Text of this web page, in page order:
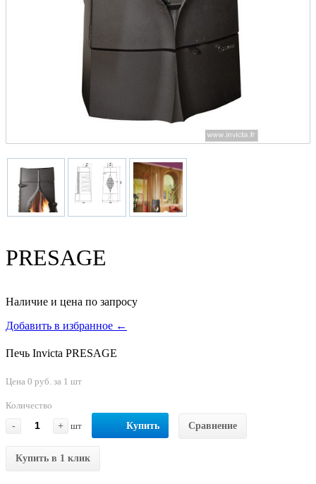
PRESAGE
Наличие и цена по запросу
Добавить в избранное ←
Печь Invicta PRESAGE
Цена 0 руб. за 1 шт
Количество
-
+ шт Купить Сравнение
Купить в 1 клик